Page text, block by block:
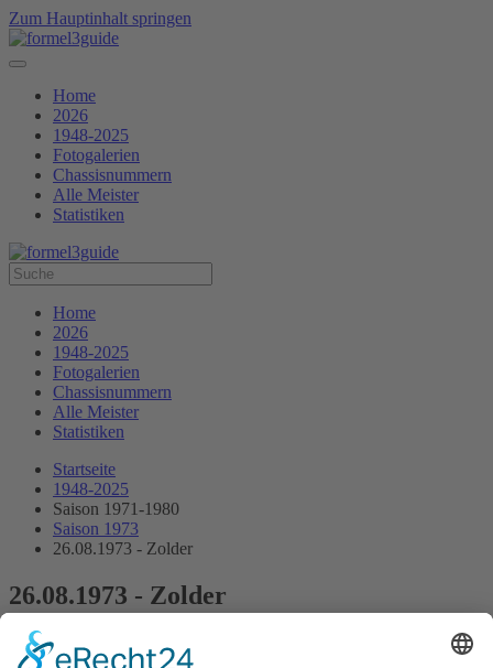
Zum Hauptinhalt springen
Home
2026
1948-2025
Fotogalerien
Chassisnummern
Alle Meister
Statistiken
Home
2026
1948-2025
Fotogalerien
Chassisnummern
Alle Meister
Statistiken
Startseite
1948-2025
Saison 1971-1980
Saison 1973
26.08.1973 - Zolder
26.08.1973 - Zolder
4.Lauf ADAC-Preis der Formel 3